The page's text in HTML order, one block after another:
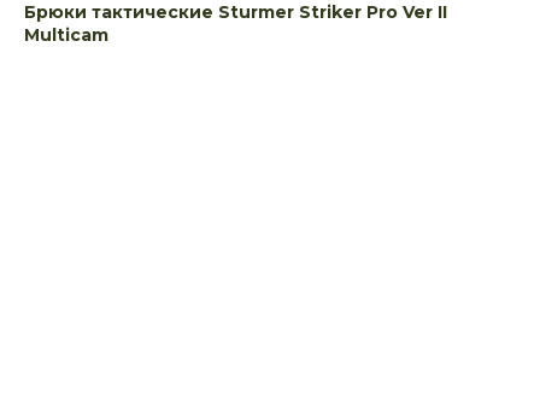
Брюки тактические Sturmer Striker Pro Ver II
Multicam